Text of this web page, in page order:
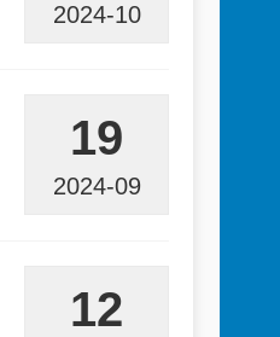
2024-10
19
2024-09
12